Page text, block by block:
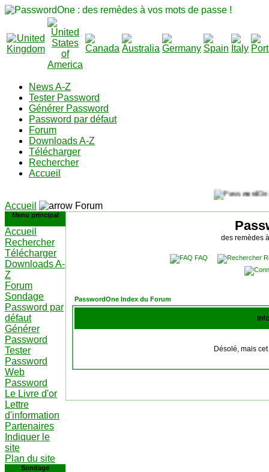
News A-Z
Tester Password
Générer Password
Password par défaut
Forum
Downloads A-Z
Télécharger
Rechercher
Accueil
Accueil Forum
Menu principal
Accueil
Rechercher
Télécharger
Downloads A-
Z
Forum
Sondage
Password par
défaut
Générer
Password
Tester
Password
Web
Password
Le Livre d'or
Lettre
d'information
Partenaires
Indiquer le
site
Plan du site
Sondage
des remèdes
FAQ
PasswordOne Index du Forum
Désolé, mais